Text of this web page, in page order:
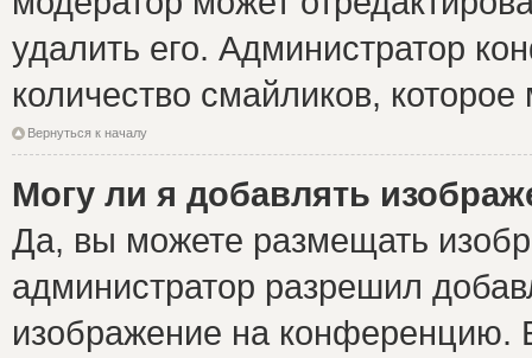
удалить его. Администратор
количество смайликов,
Вернуться к началу
Могу ли я добавлять
Да, вы можете размещать
администратор разрешил
изображение на конференцию.